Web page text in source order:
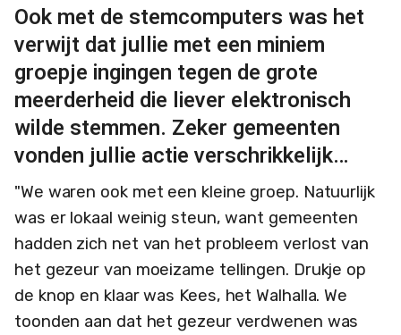
Ook met de stemcomputers was het
verwijt dat jullie met een miniem
groepje ingingen tegen de grote
meerderheid die liever elektronisch
wilde stemmen. Zeker gemeenten
vonden jullie actie verschrikkelijk…
"We waren ook met een kleine groep. Natuurlijk
was er lokaal weinig steun, want gemeenten
hadden zich net van het probleem verlost van
het gezeur van moeizame tellingen. Drukje op
de knop en klaar was Kees, het Walhalla. We
toonden aan dat het gezeur verdwenen was